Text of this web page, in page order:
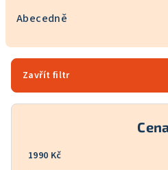
r
o
Abecedně
Zavřít filtr
1990 Kč